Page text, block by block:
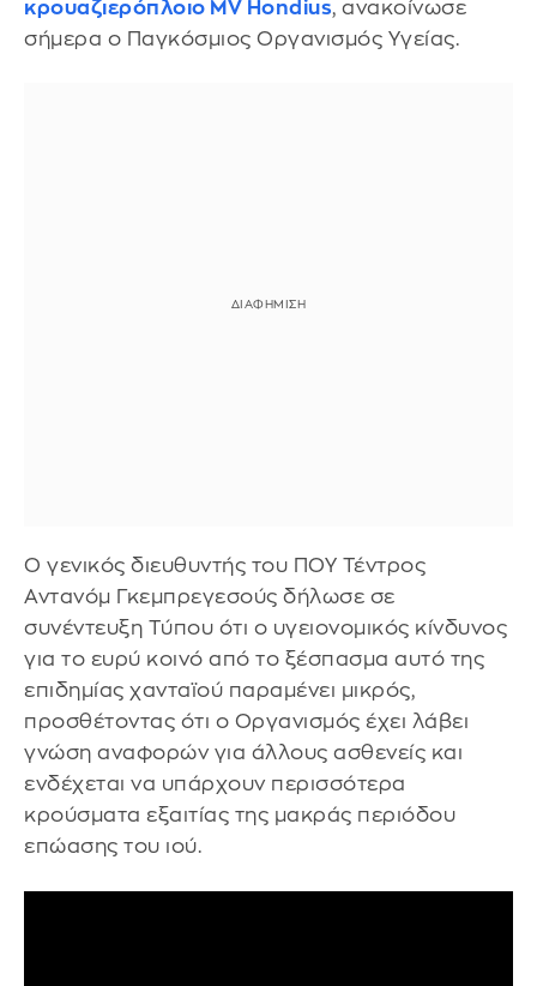
κρουαζιερόπλοιο MV Hondius, ανακοίνωσε
σήμερα ο Παγκόσμιος Οργανισμός Υγείας.
Ο γενικός διευθυντής του ΠΟΥ Τέντρος
Αντανόμ Γκεμπρεγεσούς δήλωσε σε
συνέντευξη Τύπου ότι ο υγειονομικός κίνδυνος
για το ευρύ κοινό από το ξέσπασμα αυτό της
επιδημίας χανταϊού παραμένει μικρός,
προσθέτοντας ότι ο Οργανισμός έχει λάβει
γνώση αναφορών για άλλους ασθενείς και
ενδέχεται να υπάρχουν περισσότερα
κρούσματα εξαιτίας της μακράς περιόδου
επώασης του ιού.